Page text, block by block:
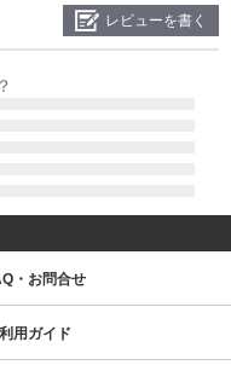
レビューを書く
・お問合せ
用ガイド